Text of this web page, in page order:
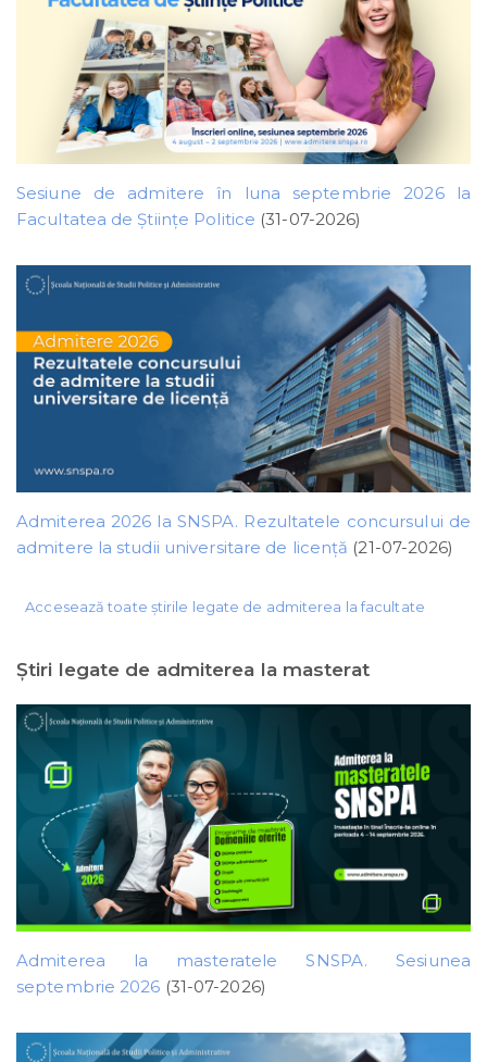
Sesiune de admitere în luna septembrie 2026 la
Facultatea de Științe Politice (31-07-2026)
Admiterea 2026 la SNSPA. Rezultatele concursului de
admitere la studii universitare de licență (21-07-2026)
Accesează toate știrile legate de admiterea la facultate
Ştiri legate de admiterea la masterat
Admiterea la masteratele SNSPA. Sesiunea
septembrie 2026 (31-07-2026)